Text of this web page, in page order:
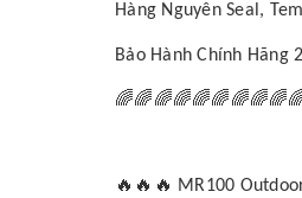
Hàng Nguyên Seal,
Bảo Hành Chính Hãng
🔥🔥🔥 MR100